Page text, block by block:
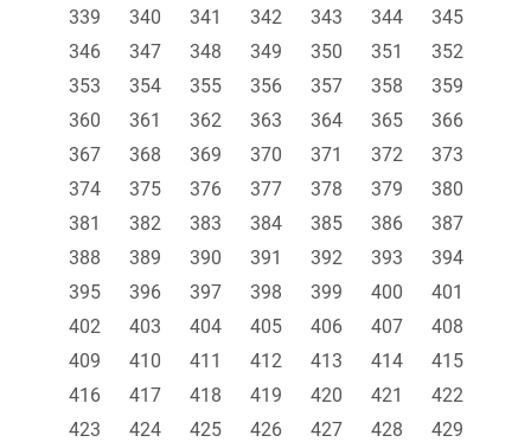
339
340 341 342 343 344
345
346
347 348 349 350 351
352
353
354 355 356 357 358
359
360
361 362 363 364 365
366
367
368 369 370 371 372
373
374
375 376 377 378 379
380
381
382 383 384 385 386
387
388
389 390 391 392 393
394
395
396 397 398 399 400
401
402
403 404 405 406 407
408
409
410 411 412 413 414
415
416
417 418 419 420 421
422
423
424 425 426 427 428
429